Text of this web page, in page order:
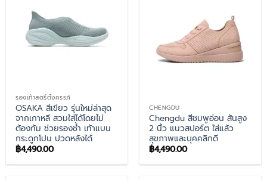
รองเท้าสตรีตั้งครรภ์
OSAKA สีเขียว รุ่นใหม่ล่าสุด
จากเกาหลี สวมใส่ได้โดยไม่
ต้องก้ม ช่วยรองช้ำ เท้าแบน
กระดูกโปน ปวดหลังได้
฿4,490.00
CHENGDU
Chengdu สีชมพูอ่อน ส้นสูง
2 นิ้ว แนวสปอร์ต ใส่แล้ว
สุขภาพและบุคคลิกดี
฿4,490.00